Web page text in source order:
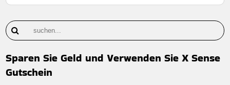
Sparen Sie Geld und Verwenden Sie X Sense
Gutschein